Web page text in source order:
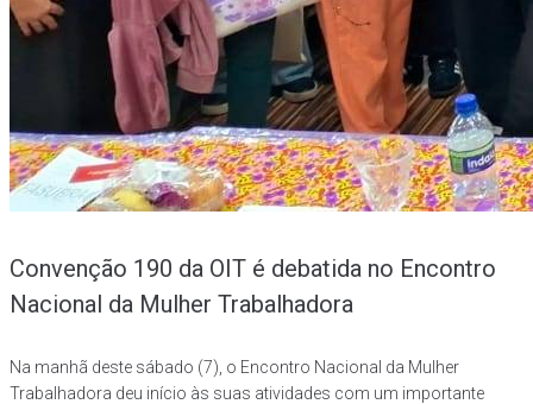
Convenção 190 da OIT é debatida no Encontro
Nacional da Mulher Trabalhadora
Na manhã deste sábado (7), o Encontro Nacional da Mulher
Trabalhadora deu início às suas atividades com um importante